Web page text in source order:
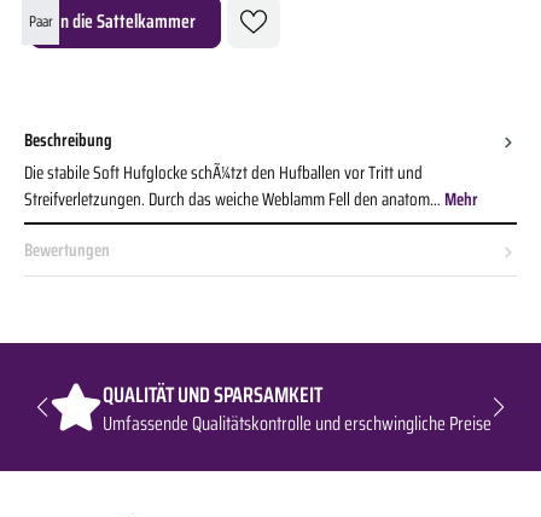
Produkt Anzahl: Gib den gewünschten Wert ein oder benutze die Schaltflächen um die
Paar In die Sattelkammer
Beschreibung
Die stabile Soft Hufglocke schÃ¼tzt den Hufballen vor Tritt und
Streifverletzungen. Durch das weiche Weblamm Fell den anatom…Mehr
Bewertungen
QUALITÄT UND SPARSAMKEIT
Umfassende Qualitätskontrolle und erschwingliche Preise